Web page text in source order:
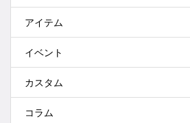
アイテム
イベント
カスタム
コラム